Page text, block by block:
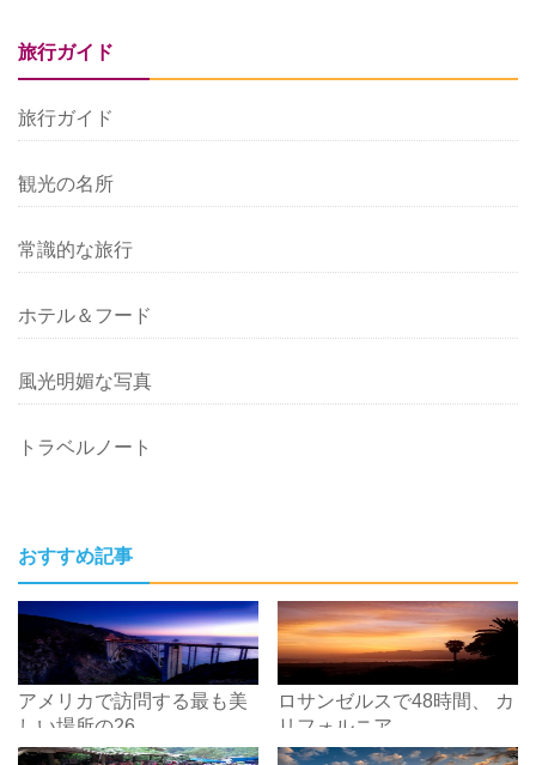
旅行ガイド
旅行ガイド
観光の名所
常識的な旅行
ホテル＆フード
風光明媚な写真
トラベルノート
おすすめ記事
アメリカで訪問する最も美
しい場所の26
ロサンゼルスで48時間、 カ
リフォルニア